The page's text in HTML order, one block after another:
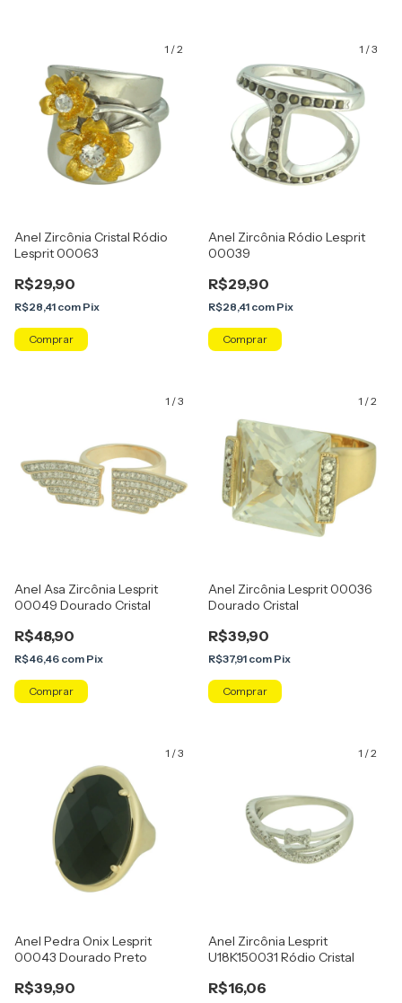
1 /2
Anel Zircônia Cristal Ródio
Lesprit 00063
R$29,90
R$28,41 com Pix
Comprar
1 /3
Anel Zircônia Ródio Lesprit
00039
R$29,90
R$28,41 com Pix
Comprar
1 /3
Anel Asa Zircônia Lesprit
00049 Dourado Cristal
R$48,90
R$46,46 com Pix
Comprar
1 /2
Anel Zircônia Lesprit 00036
Dourado Cristal
R$39,90
R$37,91 com Pix
Comprar
1 /3
Anel Pedra Onix Lesprit
00043 Dourado Preto
R$39,90
1 /2
Anel Zircônia Lesprit
U18K150031 Ródio Cristal
R$16,06